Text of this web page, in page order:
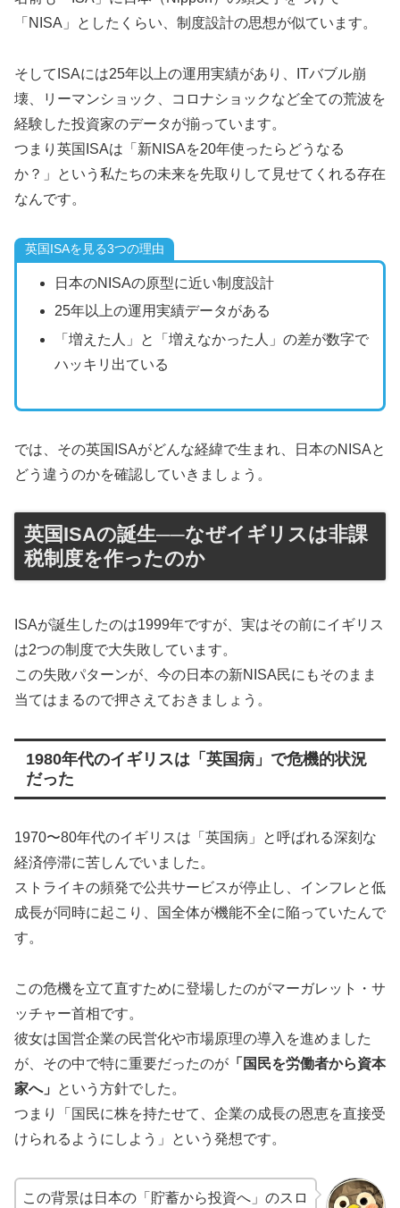
「NISA」としたくらい、制度設計の思想が似ています。
そしてISAには25年以上の運用実績があり、ITバブル崩
壊、リーマンショック、コロナショックなど全ての荒波を
経験した投資家のデータが揃っています。
つまり英国ISAは「新NISAを20年使ったらどうなる
か？」という私たちの未来を先取りして見せてくれる存在
なんです。
英国ISAを見る3つの理由
日本のNISAの原型に近い制度設計
25年以上の運用実績データがある
「増えた人」と「増えなかった人」の差が数字で
ハッキリ出ている
では、その英国ISAがどんな経緯で生まれ、日本のNISAと
どう違うのかを確認していきましょう。
英国ISAの誕生──なぜイギリスは非課
税制度を作ったのか
ISAが誕生したのは1999年ですが、実はその前にイギリス
は2つの制度で大失敗しています。
この失敗パターンが、今の日本の新NISA民にもそのまま
当てはまるので押さえておきましょう。
1980年代のイギリスは「英国病」で危機的状況
だった
1970〜80年代のイギリスは「英国病」と呼ばれる深刻な
経済停滞に苦しんでいました。
ストライキの頻発で公共サービスが停止し、インフレと低
成長が同時に起こり、国全体が機能不全に陥っていたんで
す。
この危機を立て直すために登場したのがマーガレット・サ
ッチャー首相です。
彼女は国営企業の民営化や市場原理の導入を進めました
が、その中で特に重要だったのが 「国民を労働者から資本
家へ」
という方針でした。
つまり「国民に株を持たせて、企業の成長の恩恵を直接受
けられるようにしよう」という発想です。
この背景は日本の「貯蓄から投資へ」のスロ